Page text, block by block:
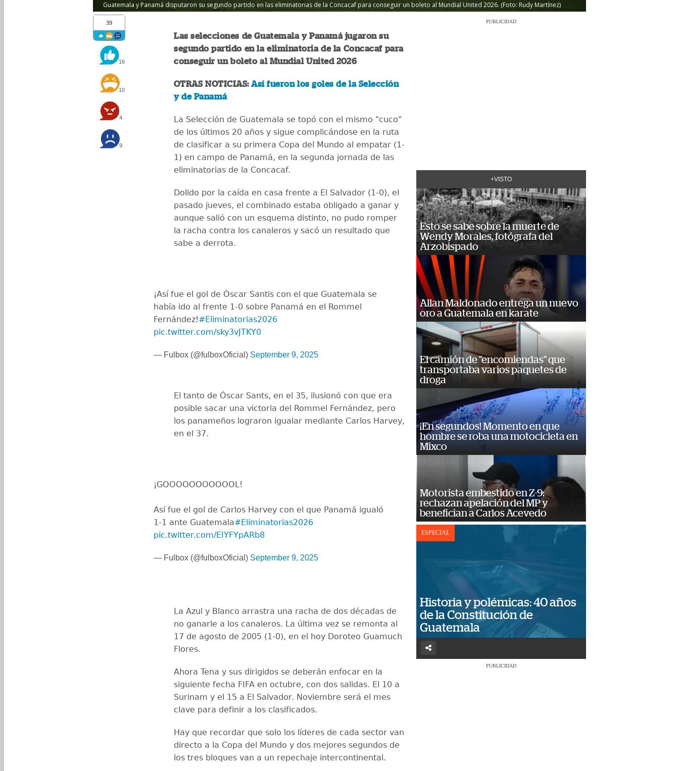
Guatemala y Panamá disputaron su segundo partido en las eliminatorias de la Concacaf para conseguir un boleto al Mundial United 2026. (Foto: Rudy Martínez)
39
16
10
4
9
Las selecciones de Guatemala y Panamá jugaron su
segundo partido en la eliminatoria de la Concacaf para
conseguir un boleto al Mundial United 2026
OTRAS NOTICIAS:Así fueron los goles de la Selección
y de Panamá
La Selección de Guatemala se topó con el mismo "cuco"
de los últimos 20 años y sigue complicándose en la ruta
de clasificar a su primera Copa del Mundo al empatar (1-
1) en campo de Panamá, en la segunda jornada de las
eliminatorias de la Concacaf.
Dolido por la caída en casa frente a El Salvador (1-0), el
pasado jueves, el combinado estaba obligado a ganar y
aunque salió con un esquema distinto, no pudo romper
la racha contra los canaleros y sacó un resultado que
sabe a derrota.
¡Así fue el gol de Óscar Santis con el que Guatemala se
había ido al frente 1-0 sobre Panamá en el Rommel
Fernández!#Eliminatorias2026
pic.twitter.com/sky3vJTKY0
— Fulbox (@fulboxOficial) September 9, 2025
El tanto de Óscar Sants, en el 35, ilusionó con que era
posible sacar una victoria del Rommel Fernández, pero
los panameños lograron igualar mediante Carlos Harvey,
en el 37.
¡GOOOOOOOOOOOL!
Así fue el gol de Carlos Harvey con el que Panamá igualó
1-1 ante Guatemala#Eliminatorias2026
pic.twitter.com/EIYFYpARb8
— Fulbox (@fulboxOficial) September 9, 2025
La Azul y Blanco arrastra una racha de dos décadas de
no ganarle a los canaleros. La última vez se remonta al
17 de agosto de 2005 (1-0), en el hoy Doroteo Guamuch
Flores.
Ahora Tena y sus dirigidos se deberán enfocar en la
siguiente fecha FIFA en octubre, con dos salidas. El 10 a
Surinam y el 15 a El Salvador. Noviembre será el mes
clave para definir a los clasificados.
Hay que recordar que solo los líderes de cada sector van
directo a la Copa del Mundo y dos mejores segundos de
los tres bloques van a un repechaje intercontinental.
PUBLICIDAD
+VISTO
Esto se sabe sobre la muerte de
Wendy Morales, fotógrafa del
Arzobispado
Allan Maldonado entrega un nuevo
oro a Guatemala en karate
El camión de "encomiendas" que
transportaba varios paquetes de
droga
¡En segundos! Momento en que
hombre se roba una motocicleta en
Mixco
Motorista embestido en Z-9:
rechazan apelación del MP y
benefician a Carlos Acevedo
ESPECIAL
Historia y polémicas: 40 años
de la Constitución de
Guatemala
PUBLICIDAD